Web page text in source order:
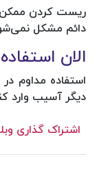
ریست کردن ممکن
دائم مشکل
الان
استفاده مداوم
دیگر آسیب وارد
اشتراک گذاری